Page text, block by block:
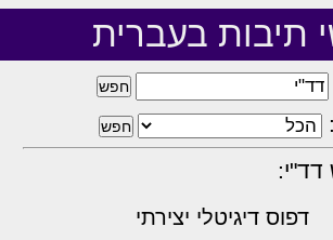
תיבות בעברית
דד"י:
דפוס דיגיטלי יצירתי